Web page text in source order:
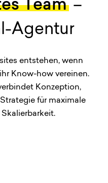
Team–
Agentur
entstehen, wenn
Know-how vereinen.
Konzeption,
für maximale